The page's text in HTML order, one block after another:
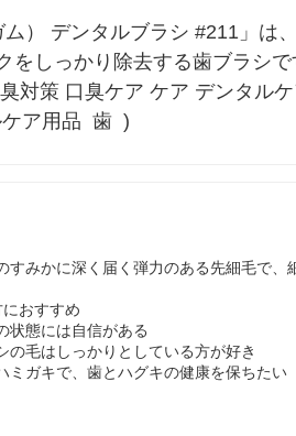
） デンタルブラシ #211」は
しっかり除去する歯ブラシ
対策 口臭ケア ケア デンタル
ア用品  歯  )
すみかに深く届く弾力のある先細毛で、
おすすめ
状態には自信がある
の毛はしっかりとしている方が好き
ミガキで、歯とハグキの健康を保ちたい